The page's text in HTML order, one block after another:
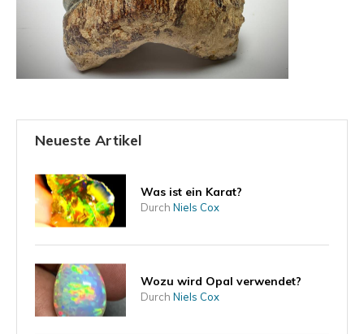
Neueste Artikel
Was ist ein Karat?
Durch Niels Cox
Wozu wird Opal verwendet?
Durch Niels Cox